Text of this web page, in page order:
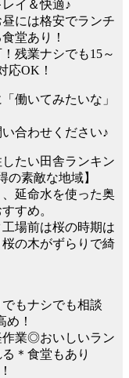
イ＆快適♪
には格安でランチ
堂あり！
残業ナシでも15～
応OK！
働いてみたいな」
合わせください♪
したい田舎ランキン
の素敵な地域】
延命水を使った奥
すめ。
場前は桜の時期は
の木がずらりで綺
もナシでも相談
！
業◎おいしいラン
＊食堂もあり